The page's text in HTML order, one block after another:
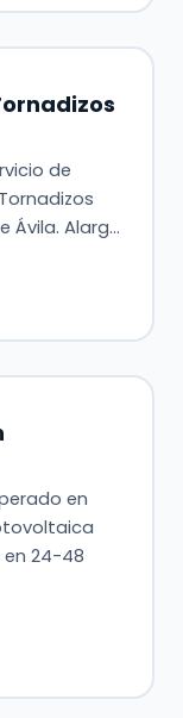
de
Ávila. Alarg…
en
24-48